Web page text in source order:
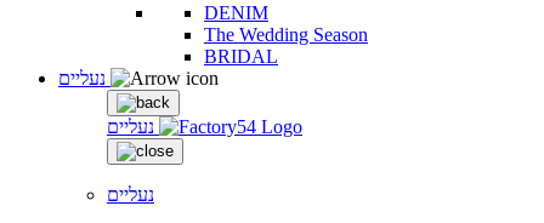
DENIM
The Wedding Season
BRIDAL
נעליים
נעליים